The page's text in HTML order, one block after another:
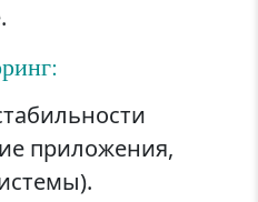
приложения,